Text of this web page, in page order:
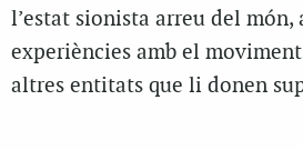
l’estat sionista arreu del
experiències amb el
altres entitats que li donen